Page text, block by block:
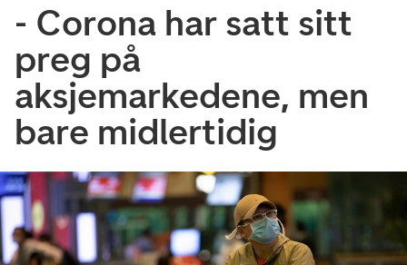
- Corona har satt sitt
preg på
aksjemarkedene, men
bare midlertidig